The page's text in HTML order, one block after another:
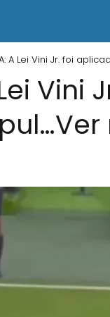
A Lei Vini Jr. foi